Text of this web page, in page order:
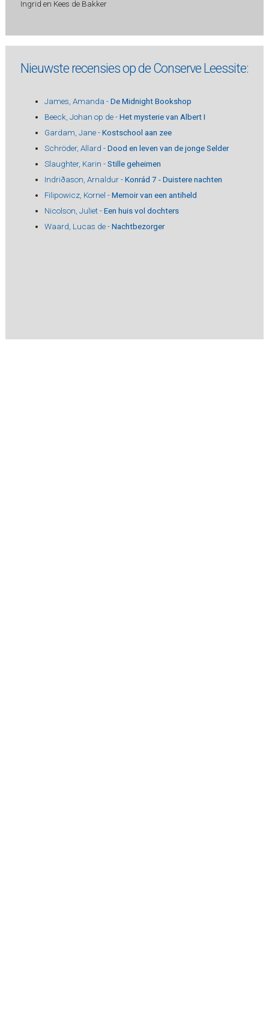
Ingrid en Kees de Bakker
Nieuwste recensies op de Conserve Leessite:
James, Amanda -De Midnight Bookshop
Beeck, Johan op de -Het mysterie van Albert I
Gardam, Jane -Kostschool aan zee
Schröder, Allard -Dood en leven van de jonge Selder
Slaughter, Karin -Stille geheimen
Indriðason, Arnaldur -Konrád 7 - Duistere nachten
Filipowicz, Kornel -Memoir van een antiheld
Nicolson, Juliet -Een huis vol dochters
Waard, Lucas de -Nachtbezorger